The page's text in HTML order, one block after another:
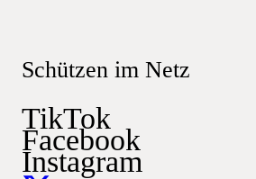
Schützen im Netz
TikTok
Facebook
Instagram